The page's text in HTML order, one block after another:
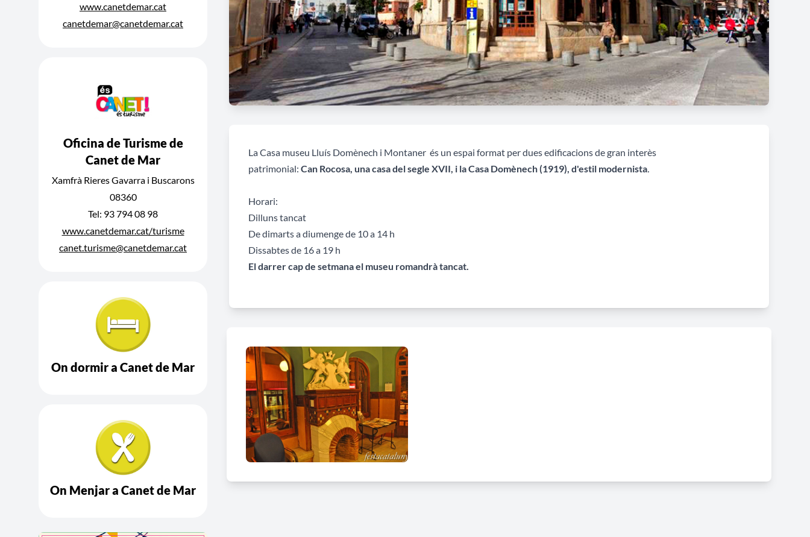
www.canetdemar.cat
canetdemar@canetdemar.cat
Oficina de Turisme de
Canet de Mar
Xamfrà Rieres Gavarra i Buscarons
08360
Tel: 93 794 08 98
www.canetdemar.cat/turisme
canet.turisme@canetdemar.cat
On dormir a Canet de Mar
On Menjar a Canet de Mar
La Casa museu Lluís Domènech i Montaner és un espai format per dues edificacions de gran interès
patrimonial: Can Rocosa, una casa del segle XVII, i la Casa Domènech (1919), d'estil modernista.
Horari:
Dilluns tancat
De dimarts a diumenge de 10 a 14 h
Dissabtes de 16 a 19 h
El darrer cap de setmana el museu romandrà tancat.